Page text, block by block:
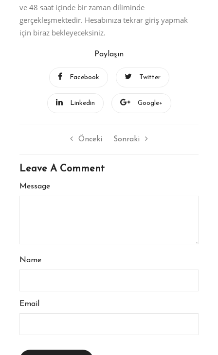
ve 48 saat içinde bir zaman diliminde
gerçekleşmektedir. Hesabınıza tekrar giriş yapmak
için biraz bekleyeceksiniz.
Paylaşın
Facebook Twitter
Linkedin Google+
Önceki Sonraki
Leave A Comment
Message
Name
Email